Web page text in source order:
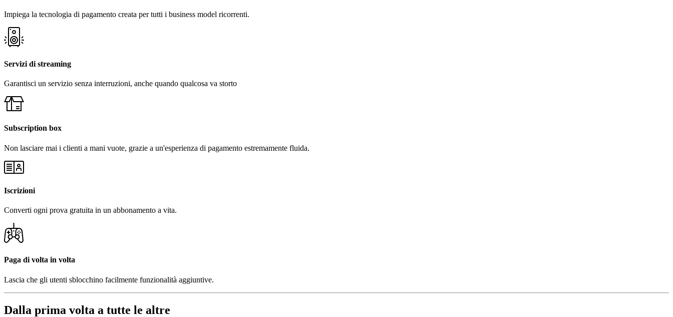
Impiega la tecnologia di pagamento creata per tutti i business model ricorrenti.
Servizi di streaming
Garantisci un servizio senza interruzioni, anche quando qualcosa va storto
Subscription box
Non lasciare mai i clienti a mani vuote, grazie a un'esperienza di pagamento estremamente fluida.
Iscrizioni
Converti ogni prova gratuita in un abbonamento a vita.
Paga di volta in volta
Lascia che gli utenti sblocchino facilmente funzionalità aggiuntive.
Dalla prima volta a tutte le altre